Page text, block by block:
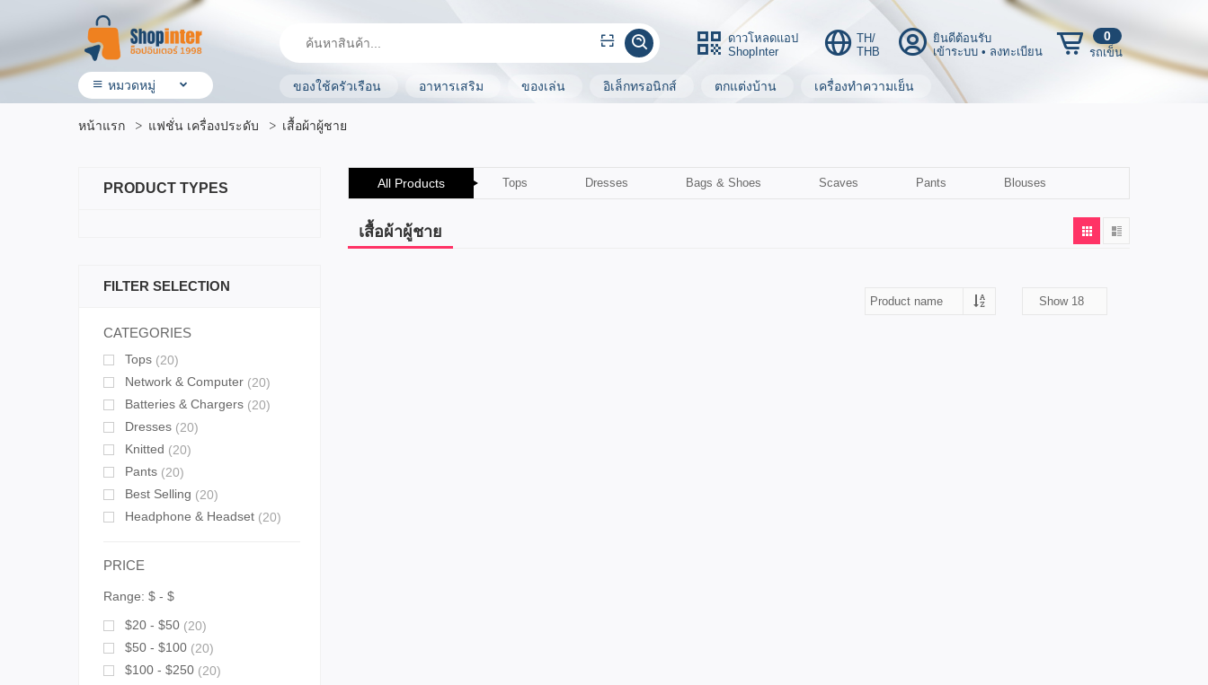
ดาวโหลดแอป
ShopInter
TH/
THB
ยินดีต้อนรับ
เข้าระบบ • ลงทะเบียน
0
รถเข็น
หมวดหมู่
• โรงแรมและบริการ
• ผลิตภัณฑ์ทางการเกษตร
• สุขภาพและความงาม
• บ้าน ที่ดิน & ผลิตภัณฑ์ของใช้
• แฟชั่น เครื่องประดับ
• กีฬาและ การเดินทาง
• ยานยนต์ & อุปกรณ์เสริม
ของใช้ครัวเรือน อาหารเสริม ของเล่น อิเล็กทรอนิกส์ ตกแต่งบ้าน เครื่องทำความเย็น
หน้าแรก แฟชั่น เครื่องประดับ เสื้อผ้าผู้ชาย
All Products Tops Dresses Bags & Shoes Scaves Pants Blouses
เสื้อผ้าผู้ชาย
PRODUCT TYPES
FILTER SELECTION
CATEGORIES
Tops (20)
Network & Computer (20)
Batteries & Chargers (20)
Dresses (20)
Knitted (20)
Pants (20)
Best Selling (20)
Headphone & Headset (20)
PRICE
Range: $ - $
$20 - $50 (20)
$50 - $100 (20)
$100 - $250 (20)